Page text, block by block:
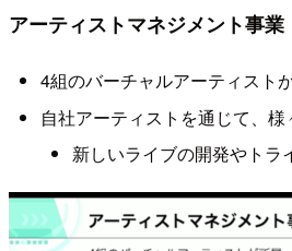
アーティストマネジメント事業
4組のバーチャルアーティスト
自社アーティストを通じて、
新しいライブの開発やトラ